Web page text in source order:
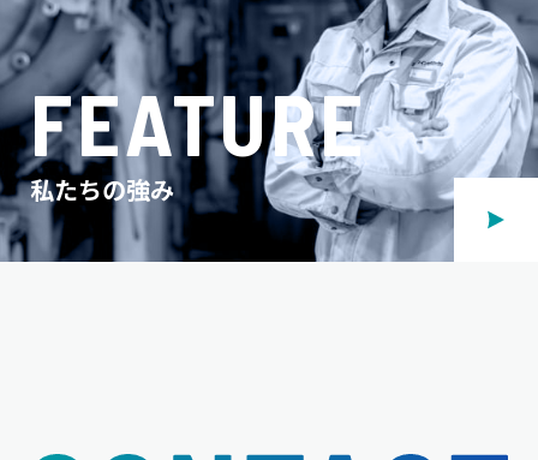
FEATURE
私たちの強み